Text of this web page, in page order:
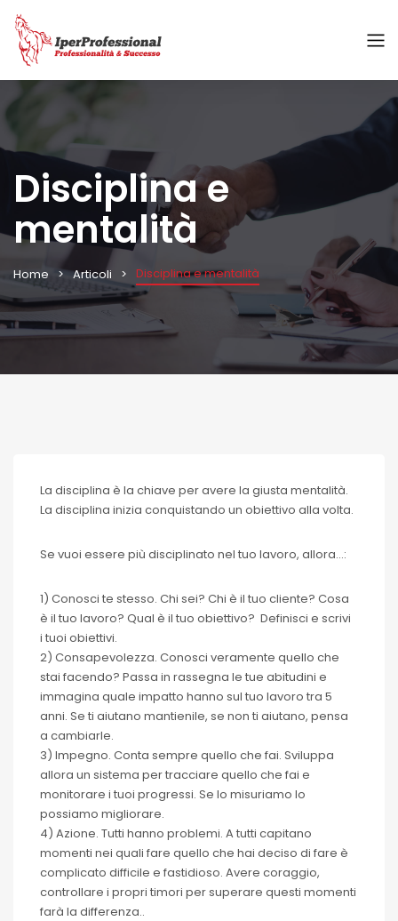
Disciplina e
mentalità
Home Articoli Disciplina e mentalità
La disciplina è la chiave per avere la giusta mentalità.
La disciplina inizia conquistando un obiettivo alla volta.
Se vuoi essere più disciplinato nel tuo lavoro, allora…:
1) Conosci te stesso. Chi sei? Chi è il tuo cliente? Cosa
è il tuo lavoro? Qual è il tuo obiettivo? Definisci e scrivi
i tuoi obiettivi.
2) Consapevolezza. Conosci veramente quello che
stai facendo? Passa in rassegna le tue abitudini e
immagina quale impatto hanno sul tuo lavoro tra 5
anni. Se ti aiutano mantienile, se non ti aiutano, pensa
a cambiarle.
3) Impegno. Conta sempre quello che fai. Sviluppa
allora un sistema per tracciare quello che fai e
monitorare i tuoi progressi. Se lo misuriamo lo
possiamo migliorare.
4) Azione. Tutti hanno problemi. A tutti capitano
momenti nei quali fare quello che hai deciso di fare è
complicato difficile e fastidioso. Avere coraggio,
controllare i propri timori per superare questi momenti
farà la differenza..